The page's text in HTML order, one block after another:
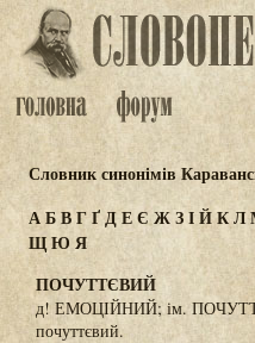
Словник синонімів
АБВГҐДЕЄ ЖЗІЙКЛ
ЩЮ Я
ПОЧУТТЄВИЙ
д! ЕМОЦІЙНИЙ; ім.
почуттєвий.